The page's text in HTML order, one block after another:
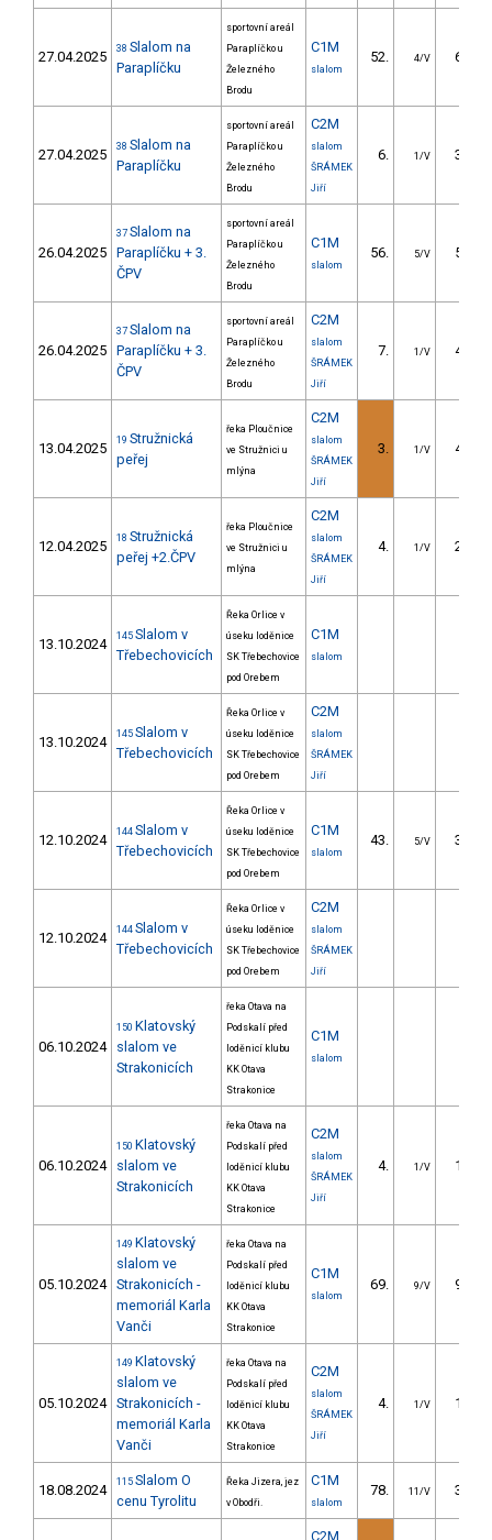
27.04.2025 38 Slalom na
Paraplíčku
sportovní areál
Paraplíčko u
Železného
Brodu
C1M
slalom
52. 4/V 63.20
27.04.2025 38 Slalom na
Paraplíčku
sportovní areál
Paraplíčko u
Železného
Brodu
C2M
slalom
ŠRÁMEK
Jiří
6. 1/V 30.00
26.04.2025
37 Slalom na
Paraplíčku + 3.
ČPV
sportovní areál
Paraplíčko u
Železného
Brodu
C1M
slalom
56. 5/V 59.80
26.04.2025
37 Slalom na
Paraplíčku + 3.
ČPV
sportovní areál
Paraplíčko u
Železného
Brodu
C2M
slalom
ŠRÁMEK
Jiří
7. 1/V 42.30
13.04.2025 19 Stružnická
peřej
řeka Ploučnice
ve Stružnici u
mlýna
C2M
slalom
ŠRÁMEK
Jiří
3. 1/V 42.90
12.04.2025 18 Stružnická
peřej +2.ČPV
řeka Ploučnice
ve Stružnici u
mlýna
C2M
slalom
ŠRÁMEK
Jiří
4. 1/V 24.10
13.10.2024 145 Slalom v
Třebechovicích
Řeka Orlice v
úseku loděnice
SK Třebechovice
pod Orebem
C1M
slalom
13.10.2024 145 Slalom v
Třebechovicích
Řeka Orlice v
úseku loděnice
SK Třebechovice
pod Orebem
C2M
slalom
ŠRÁMEK
Jiří
12.10.2024 144 Slalom v
Třebechovicích
Řeka Orlice v
úseku loděnice
SK Třebechovice
pod Orebem
C1M
slalom
43. 5/V 38.30
12.10.2024 144 Slalom v
Třebechovicích
Řeka Orlice v
úseku loděnice
SK Třebechovice
pod Orebem
C2M
slalom
ŠRÁMEK
Jiří
06.10.2024
150 Klatovský
slalom ve
Strakonicích
řeka Otava na
Podskalí před
loděnicí klubu
KK Otava
Strakonice
C1M
slalom
06.10.2024
150 Klatovský
slalom ve
Strakonicích
řeka Otava na
Podskalí před
loděnicí klubu
KK Otava
Strakonice
C2M
slalom
ŠRÁMEK
Jiří
4. 1/V 14.30
05.10.2024
149 Klatovský
slalom ve
Strakonicích -
memoriál Karla
Vanči
řeka Otava na
Podskalí před
loděnicí klubu
KK Otava
Strakonice
C1M
slalom
69. 9/V 92.14
05.10.2024
149 Klatovský
slalom ve
Strakonicích -
memoriál Karla
Vanči
řeka Otava na
Podskalí před
loděnicí klubu
KK Otava
Strakonice
C2M
slalom
ŠRÁMEK
Jiří
4. 1/V 10.11
18.08.2024 115 Slalom O
cenu Tyrolitu
Řeka Jizera, jez
v Obodři.
C1M
slalom
78. 11/V 35.97
C2M